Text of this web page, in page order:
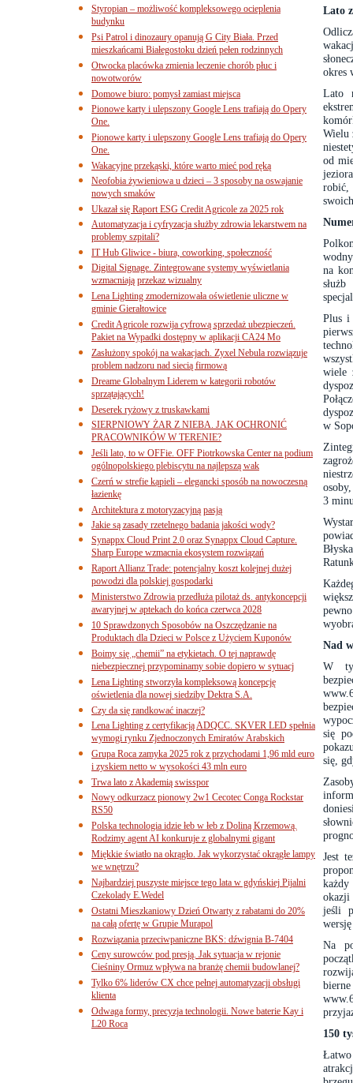
Lato
okres
Lato
Wielu
od
robić,
na
Plus i
wiele
w
3
Nad
W
się
się,
Jest
okazji
jeśli
Na
150
Styropian – możliwość kompleksowego ocieplenia
budynku
Psi Patrol i dinozaury opanują G City Biała. Przed
mieszkańcami Białegostoku dzień pełen rodzinnych
Otwocka placówka zmienia leczenie chorób płuc i
nowotworów
Domowe biuro: pomysł zamiast miejsca
Pionowe karty i ulepszony Google Lens trafiają do Opery
One.
Pionowe karty i ulepszony Google Lens trafiają do Opery
One.
Wakacyjne przekąski, które warto mieć pod ręką
Neofobia żywieniowa u dzieci – 3 sposoby na oswajanie
nowych smaków
Ukazał się Raport ESG Credit Agricole za 2025 rok
Automatyzacja i cyfryzacja służby zdrowia lekarstwem na
problemy szpitali?
IT Hub Gliwice - biura, coworking, społeczność
Digital Signage. Zintegrowane systemy wyświetlania
wzmacniają przekaz wizualny
Lena Lighting zmodernizowała oświetlenie uliczne w
gminie Gierałtowice
Credit Agricole rozwija cyfrową sprzedaż ubezpieczeń.
Pakiet na Wypadki dostępny w aplikacji CA24 Mo
Zasłużony spokój na wakacjach. Zyxel Nebula rozwiązuje
problem nadzoru nad siecią firmową
Dreame Globalnym Liderem w kategorii robotów
sprzątających!
Deserek ryżowy z truskawkami
SIERPNIOWY ŻAR Z NIEBA. JAK OCHRONIĆ
PRACOWNIKÓW W TERENIE?
Jeśli lato, to w OFFie. OFF Piotrkowska Center na podium
ogólnopolskiego plebiscytu na najlepszą wak
Czerń w strefie kąpieli – elegancki sposób na nowoczesną
łazienkę
Architektura z motoryzacyjną pasją
Jakie są zasady rzetelnego badania jakości wody?
Synappx Cloud Print 2.0 oraz Synappx Cloud Capture.
Sharp Europe wzmacnia ekosystem rozwiązań
Raport Allianz Trade: potencjalny koszt kolejnej dużej
powodzi dla polskiej gospodarki
Ministerstwo Zdrowia przedłuża pilotaż ds. antykoncepcji
awaryjnej w aptekach do końca czerwca 2028
10 Sprawdzonych Sposobów na Oszczędzanie na
Produktach dla Dzieci w Polsce z Użyciem Kuponów
Boimy się „chemii” na etykietach. O tej naprawdę
niebezpiecznej przypominamy sobie dopiero w sytuacj
Lena Lighting stworzyła kompleksową koncepcję
oświetlenia dla nowej siedziby Dektra S.A.
Czy da się randkować inaczej?
Lena Lighting z certyfikacją ADQCC. SKVER LED spełnia
wymogi rynku Zjednoczonych Emiratów Arabskich
Grupa Roca zamyka 2025 rok z przychodami 1,96 mld euro
i zyskiem netto w wysokości 43 mln euro
Trwa lato z Akademią swisspor
Nowy odkurzacz pionowy 2w1 Cecotec Conga Rockstar
RS50
Polska technologia idzie łeb w łeb z Doliną Krzemową.
Rodzimy agent AI konkuruje z globalnymi gigant
Miękkie światło na okrągło. Jak wykorzystać okrągłe lampy
we wnętrzu?
Najbardziej puszyste miejsce tego lata w gdyńskiej Pijalni
Czekolady E.Wedel
Ostatni Mieszkaniowy Dzień Otwarty z rabatami do 20%
na całą ofertę w Grupie Murapol
Rozwiązania przeciwpaniczne BKS: dźwignia B-7404
Ceny surowców pod presją. Jak sytuacja w rejonie
Cieśniny Ormuz wpływa na branżę chemii budowlanej?
Tylko 6% liderów CX chce pełnej automatyzacji obsługi
klienta
Odwaga formy, precyzja technologii. Nowe baterie Kay i
L20 Roca